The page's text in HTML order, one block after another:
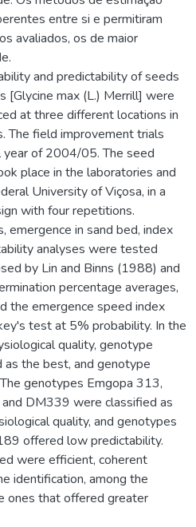
entre si e permitiram
avaliados, os de maior
and predictability of seeds
[Glycine max (L.) Merrill] were
at three different locations in
The field improvement trials
year of 2004/05. The seed
place in the laboratories and
University of Viçosa, in a
with four repetitions.
emergence in sand bed, index
analyses were tested
by Lin and Binns (1988) and
percentage averages,
the emergence speed index
test at 5% probability. In the
quality, genotype
the best, and genotype
genotypes Emgopa 313,
DM339 were classified as
quality, and genotypes
offered low predictability.
were efficient, coherent
identification, among the
ones that offered greater